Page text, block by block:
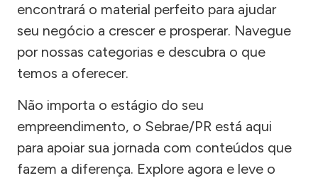
encontrará o material perfeito para ajudar
seu negócio a crescer e prosperar. Navegue
por nossas categorias e descubra o que
temos a oferecer.
Não importa o estágio do seu
empreendimento, o Sebrae/PR está aqui
para apoiar sua jornada com conteúdos que
fazem a diferença. Explore agora e leve o